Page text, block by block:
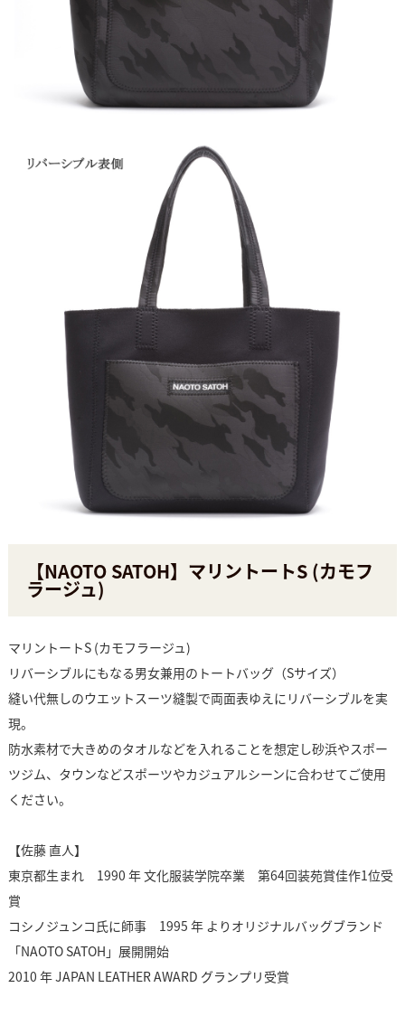
【NAOTO SATOH】マリントートS (カモフ
ラージュ)
マリントートS (カモフラージュ)
リバーシブルにもなる男女兼用のトートバッグ（Sサイズ）
縫い代無しのウエットスーツ縫製で両面表ゆえにリバーシブルを実
現。
防水素材で大きめのタオルなどを入れることを想定し砂浜やスポー
ツジム、タウンなどスポーツやカジュアルシーンに合わせてご使用
ください。
【佐藤 直人】
東京都生まれ 1990 年 文化服装学院卒業 第64回装苑賞佳作1位受
賞
コシノジュンコ氏に師事 1995 年 よりオリジナルバッグブランド
「NAOTO SATOH」展開開始
2010 年 JAPAN LEATHER AWARD グランプリ受賞